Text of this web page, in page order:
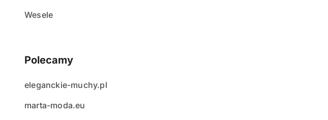
Wesele
Polecamy
eleganckie-muchy.pl
marta-moda.eu